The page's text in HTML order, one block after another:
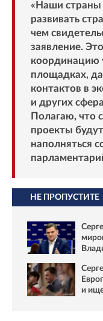
«Наши
развивать
чем
заявление.
координацию
площадках,
контактов в
и других
Полагаю, что
проекты
наполняться
НЕ ПРОПУСТИТЕ
и